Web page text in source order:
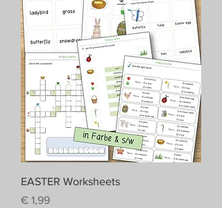
EASTER Worksheets
Preis
€ 1,99